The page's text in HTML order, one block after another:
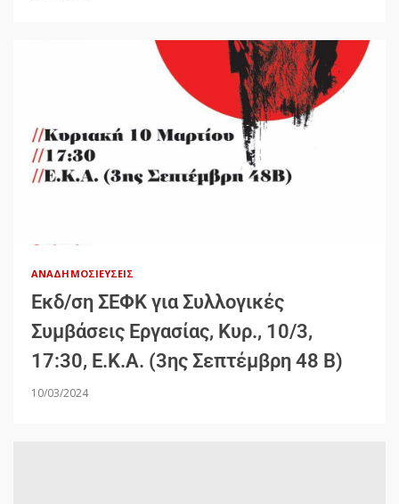
ΑΝΑΔΗΜΟΣΙΕΎΣΕΙΣ
Εκδ/ση ΣΕΦΚ για Συλλογικές
Συμβάσεις Εργασίας, Κυρ., 10/3,
17:30, Ε.Κ.Α. (3ης Σεπτέμβρη 48 Β)
10/03/2024